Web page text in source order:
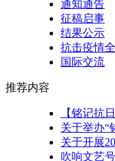
通知通告
征稿启事
结果公示
抗击疫情
国际交流
推荐内容
【铭记抗
关于举办“
关于开展
吹响文艺